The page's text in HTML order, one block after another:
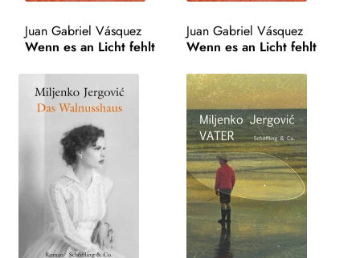
AKTUELLES
WEITERE VERLAGE
Search:
Juan Gabriel Vásquez
Wenn es an Licht fehlt
Juan Gabriel Vásquez
Wenn es an Licht fehlt